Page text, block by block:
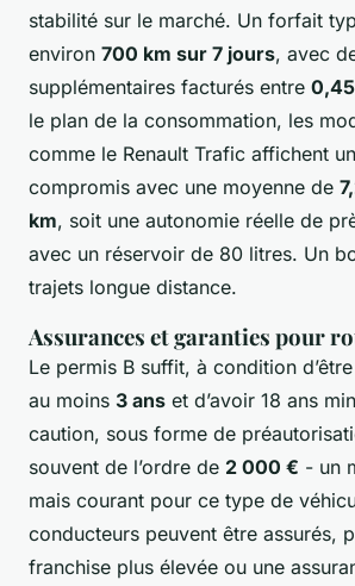
stabilité sur le marché. Un forfait
environ 700 km sur 7 jours, avec
supplémentaires facturés entre
le plan de la consommation, les
comme le Renault Trafic affichent
compromis avec une moyenne de
km, soit une autonomie réelle de
avec un réservoir de 80 litres. Un
trajets longue distance.
Assurances et garanties pour
Le permis B suffit, à condition
au moins 3 ans et d’avoir 18 ans
caution, sous forme de
souvent de l’ordre de 2 000 € - un
mais courant pour ce type de
conducteurs peuvent être assurés,
franchise plus élevée ou une